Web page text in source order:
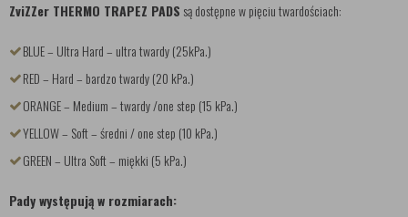
ZviZZer THERMO TRAPEZ PADS są dostępne w pięciu twardościach:
BLUE – Ultra Hard – ultra twardy (25kPa.)
RED – Hard – bardzo twardy (20 kPa.)
ORANGE – Medium – twardy /one step (15 kPa.)
YELLOW – Soft – średni / one step (10 kPa.)
GREEN – Ultra Soft – miękki (5 kPa.)
Pady występują w rozmiarach: